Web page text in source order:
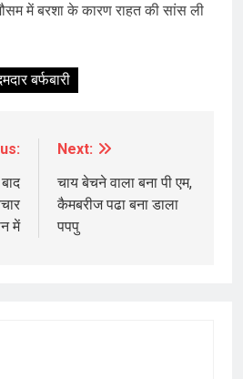
में बरशा के कारण राहत की सांस ली
बर्फबारी
में
Next:
चाय बेचने वाला बना पी एम,
कैमबरीज पढा बना डाला
पपपु